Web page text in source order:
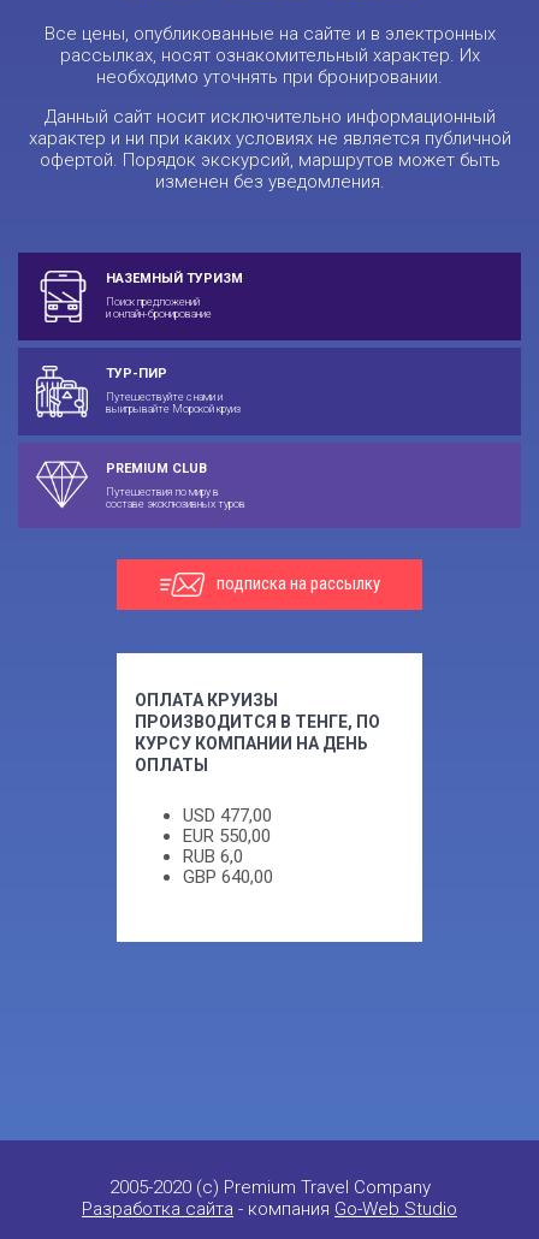
Все цены, опубликованные на сайте и в электронных
рассылках, носят ознакомительный характер. Их
необходимо уточнять при бронировании.
Данный сайт носит исключительно информационный
характер и ни при каких условиях не является публичной
офертой. Порядок экскурсий, маршрутов может быть
изменен без уведомления.
НАЗЕМНЫЙ ТУРИЗМ
Поиск предложений
и онлайн-бронирование
ТУР-ПИР
Путешествуйте с нами и
выигрывайте Морской круиз
PREMIUM CLUB
Путешествия по миру в
составе эксклюзивных туров
подписка на рассылку
ОПЛАТА КРУИЗЫ
ПРОИЗВОДИТСЯ В ТЕНГЕ, ПО
КУРСУ КОМПАНИИ НА ДЕНЬ
ОПЛАТЫ
USD 477,00
EUR 550,00
RUB 6,0
GBP 640,00
2005-2020 (c) Premium Travel Company
Разработка сайта - компания Go-Web Studio